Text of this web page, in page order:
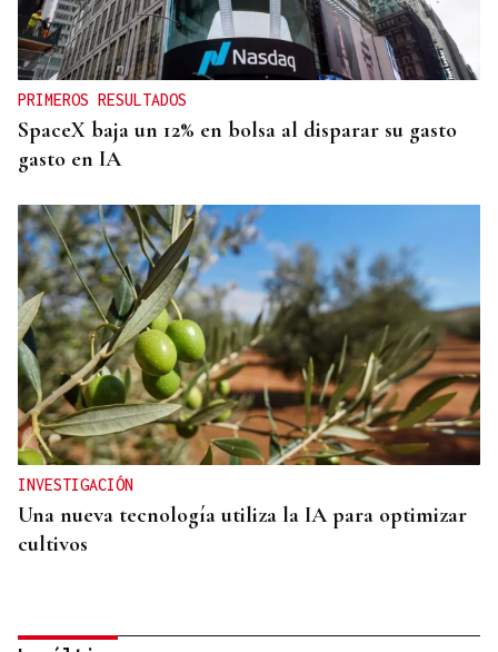
PRIMEROS RESULTADOS
SpaceX baja un 12% en bolsa al disparar su gasto
gasto en IA
INVESTIGACIÓN
Una nueva tecnología utiliza la IA para optimizar
cultivos